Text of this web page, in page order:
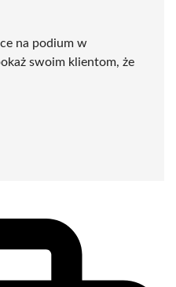
na podium w
swoim klientom, że